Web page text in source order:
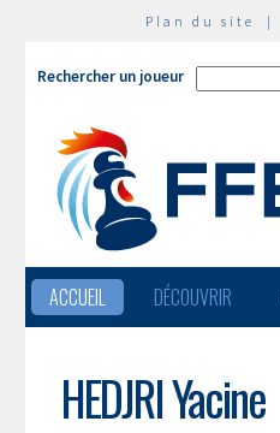
Plan du site |
Rechercher un joueur
ACCUEIL DÉCOUVRIR
HEDJRI Yacine